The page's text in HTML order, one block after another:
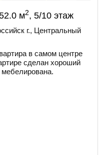
м2, 5/10 этаж
г., Центральный
в самом центре
сделан хороший
мебелирована.